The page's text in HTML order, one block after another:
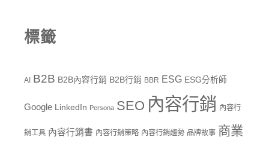
標籤
AI B2B B2B內容行銷 B2B行銷 BBR ESG ESG分析師
Google LinkedIn Persona SEO 內容行銷 內容行
銷工具 內容行銷書 內容行銷策略 內容行銷趨勢 品牌故事 商業